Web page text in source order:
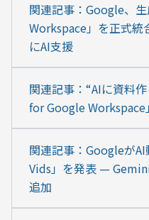
関連記事：Google、
Workspace」を正式
にAI支援
関連記事：“AIに資料
for Google Workspace
関連記事：Googleが
Vids」を発表 —
追加